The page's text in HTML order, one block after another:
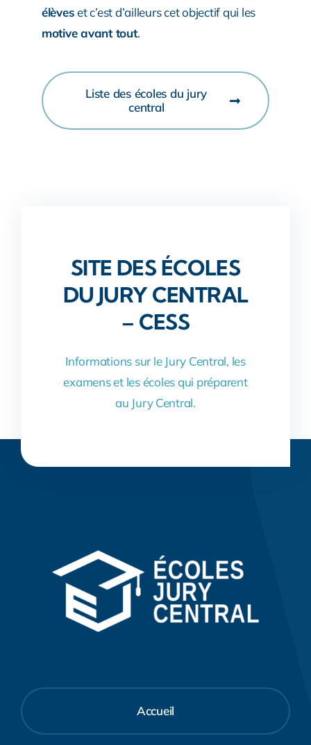
élèveset c’est d’ailleurs cet objectif qui les
motive avant tout.
Liste des écoles du jury
central
SITE DES ÉCOLES
DU JURY CENTRAL
– CESS
Informations sur le Jury Central, les
examens et les écoles qui préparent
au Jury Central.
Accueil